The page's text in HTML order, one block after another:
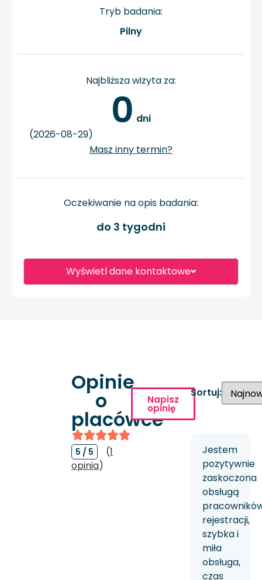
Wyświetl dane kontaktowe
Tryb badania:
Pilny
Najbliższa wizyta za:
0 dni
(2026-08-29)
Masz inny termin?
Oczekiwanie na opis badania:
do 3 tygodni
Opinie
o
placówce
5 / 5 (1
opinia)
Napisz
opinię
Sortuj:
Jestem
pozytywnie
zaskoczona
obsługą
rejestracji,
szybka i
miła
obsługa,
czas